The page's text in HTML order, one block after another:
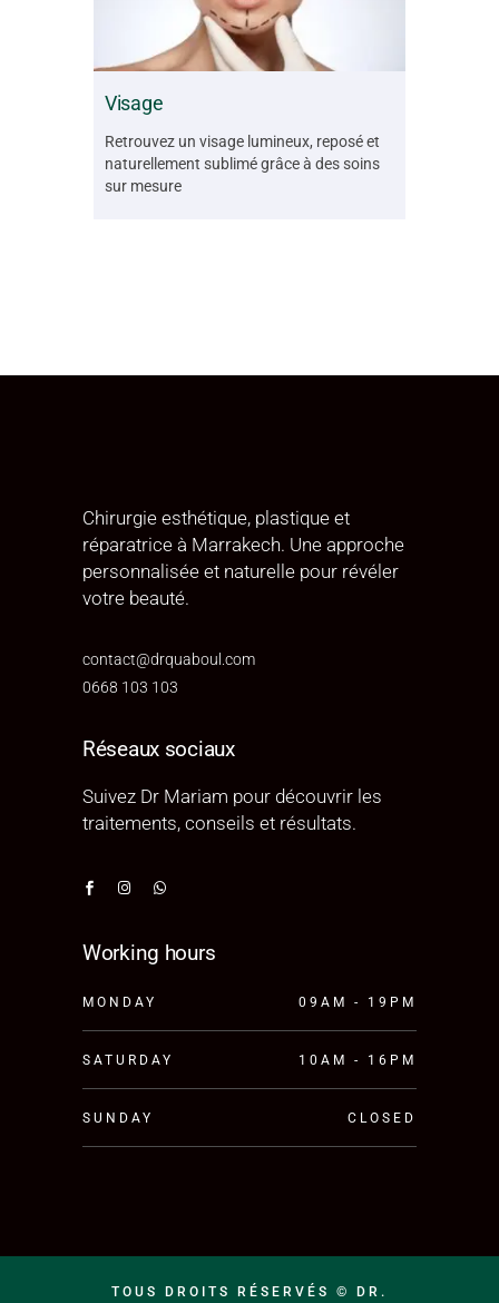
Visage
Retrouvez un visage lumineux, reposé et
naturellement sublimé grâce à des soins
sur mesure
Chirurgie esthétique, plastique et
réparatrice à Marrakech. Une approche
personnalisée et naturelle pour révéler
votre beauté.
contact@drquaboul.com
0668 103 103
Réseaux sociaux
Suivez Dr Mariam pour découvrir les
traitements, conseils et résultats.
Working hours
MONDAY 09AM - 19PM
SATURDAY 10AM - 16PM
SUNDAY CLOSED
TOUS DROITS RÉSERVÉS © DR.